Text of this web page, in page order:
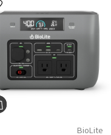
BioLite